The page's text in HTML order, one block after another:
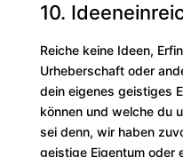
10.
Reiche keine Ideen,
Urheberschaft oder
dein eigenes geistiges
können und welche du
sei denn, wir haben
geistige Eigentum oder